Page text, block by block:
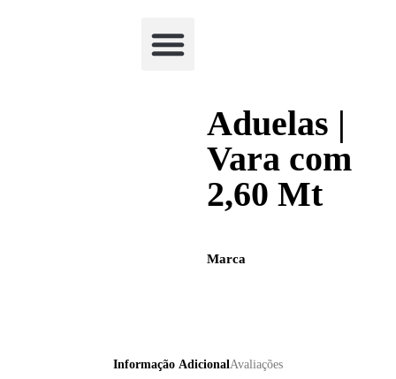
Aduelas |
Vara com
2,60 Mt
Marca
Informação AdicionalAvaliações